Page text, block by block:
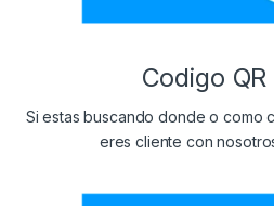
Codigo
Si estas buscando donde ocomo
eres cliente con